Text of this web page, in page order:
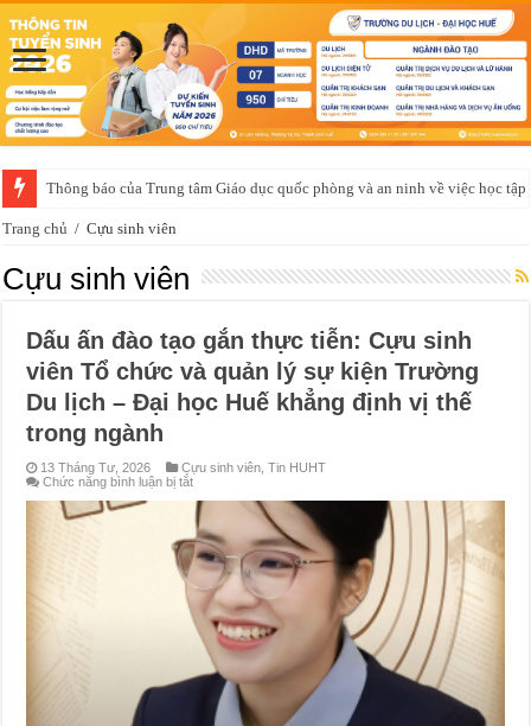
Thông báo của Trung tâm Giáo dục quốc phòng và an ninh về việc học
Trang chủ / Cựu sinh viên
Cựu sinh viên
Dấu ấn đào tạo gắn thực tiễn: Cựu sinh
viên Tổ chức và quản lý sự kiện Trường
Du lịch – Đại học Huế khẳng định vị thế
trong ngành
13 Tháng Tư, 2026 Cựu sinh viên ,Tin HUHT
Chức năng bình luận bị tắtở
ấn
đào
tạo
gắn
thực
tiễn:
Cựu
sinh
viên
Tổ
chức
quản
kiện